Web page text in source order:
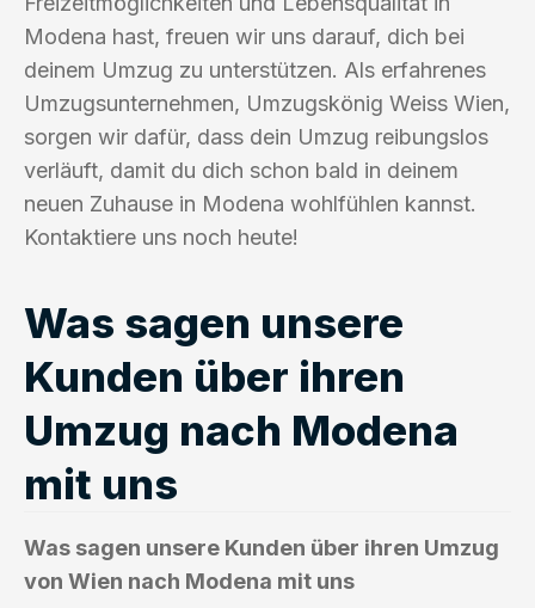
Modena hast, freuen wir uns darauf, dich bei
deinem Umzug zu unterstützen. Als erfahrenes
Umzugsunternehmen, Umzugskönig Weiss Wien,
sorgen wir dafür, dass dein Umzug reibungslos
verläuft, damit du dich schon bald in deinem
neuen Zuhause in Modena wohlfühlen kannst.
Kontaktiere uns noch heute!
Was sagen unsere
Kunden über ihren
Umzug nach Modena
mit uns
Was sagen unsere Kunden über ihren Umzug
von Wien nach Modena mit uns